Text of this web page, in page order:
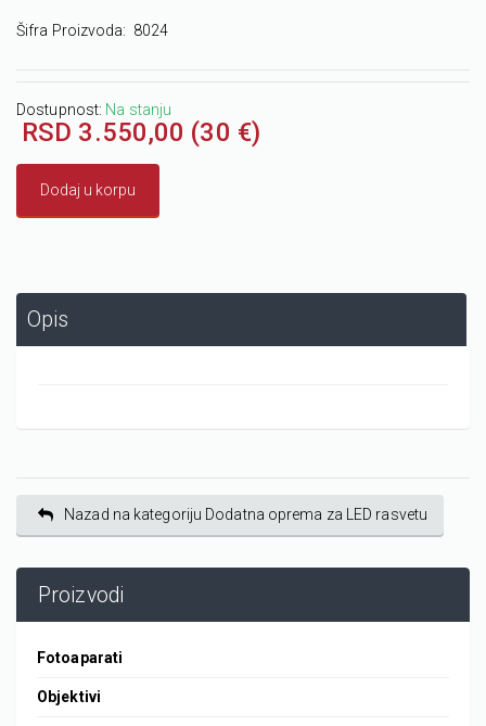
Šifra Proizvoda: 8024
Dostupnost: Na stanju
RSD 3.550,00 (30 €)
Dodaj u korpu
Opis
Nazad na kategoriju Dodatna oprema za LED rasvetu
Proizvodi
Fotoaparati
Objektivi